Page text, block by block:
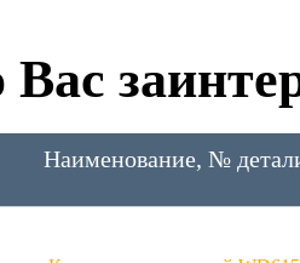
Наименование, №